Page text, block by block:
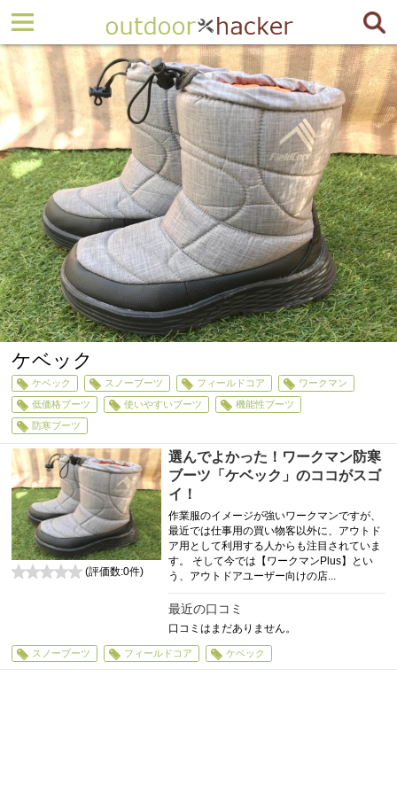
ケベック
ケベック スノーブーツ フィールドコア
ワークマン
低価格ブーツ
使いやすいブーツ
機能性ブーツ
防寒ブーツ
選んでよかった！ワークマン防寒
ブーツ「ケベック」のココがスゴ
イ！
作業服のイメージが強いワークマンですが、
最近では仕事用の買い物客以外に、アウトド
ア用として利用する人からも注目されていま
す。 そして今では【ワークマンPlus】とい
う、アウトドアユーザー向けの店...
最近の口コミ
口コミはまだありません。
(評価数:0件)
スノーブーツ フィールドコア ケベック